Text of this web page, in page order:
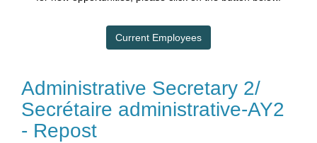
Current Employees
Administrative Secretary 2/
Secrétaire administrative-AY2
- Repost